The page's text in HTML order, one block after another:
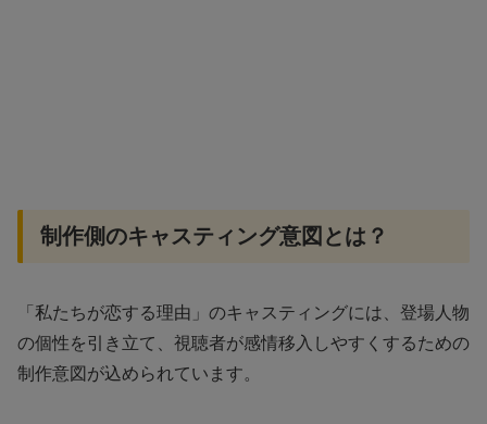
制作側のキャスティング意図とは？
「私たちが恋する理由」のキャスティングには、登場人物
の個性を引き立て、視聴者が感情移入しやすくするための
制作意図が込められています。